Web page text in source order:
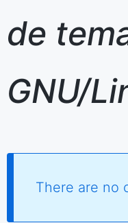
de
GNU/
There are no